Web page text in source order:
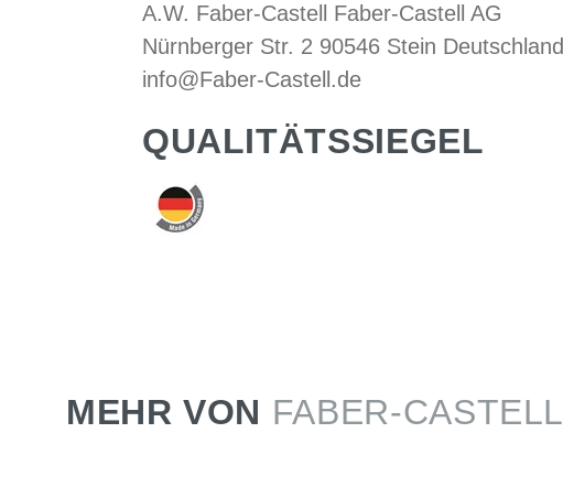
A.W. Faber-Castell Faber-Castell AG
Nürnberger Str. 2 90546 Stein Deutschland
info@Faber-Castell.de
QUALITÄTSSIEGEL
MEHR VON FABER-CASTELL